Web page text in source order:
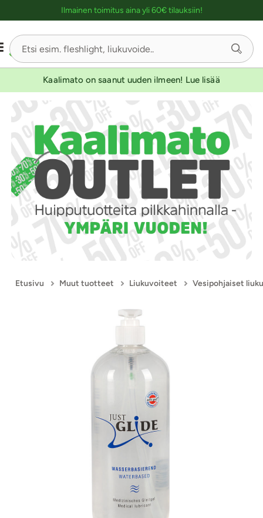
Ilmainen toimitus aina yli 60€ tilauksiin!
Kaalimato on saanut uuden ilmeen! Lue lisää
Etusivu Muut tuotteet Liukuvoiteet Vesipohjaiset